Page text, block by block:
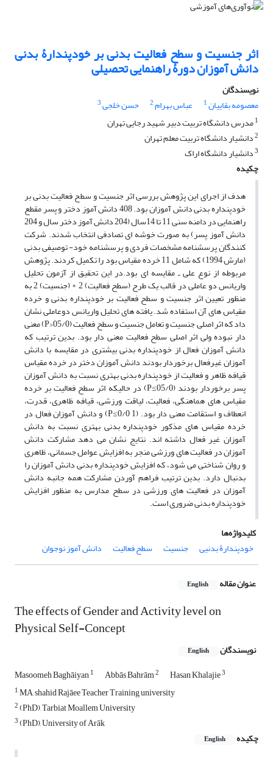
اثر جنسیت و سطح فعالیت بدنی بر خودپندارۀ بدنی
دانش آموزان دورۀ راهنمایی تحصیلی
نویسندگان
معصومه بقاییان1 عباس بهرام2 حسن خلجی3
1مدرس دانشگاه تربیت دبیر شهید رجایی تهران
2دانشیار دانشگاه تربیت معلم تهران
3دانشیار دانشگاه اراک
چکیده
هدف از اجرای این پژوهش بررسی اثر جنسیت و سطح فعالیت بدنی بر
خودپنداره بدنی دانش آموزان بود. 408 دانش آموز دختر و پسر مقطع
راهنمایی در دامنه سنی 11 تا 14سال (204 دانش آموز دختر سال و 204
دانش آموز پسر) به صورت خوشه ای تصادفی انتخاب شدند. شرکت
کنندگان پرسشنامه مشخصات فردی و پرسشنامه خود- توصیفی بدنی
(مارش 1994) که شامل 11 خرده مقیاس بود را تکمیل کردند. پژوهش
مربوطه از نوع علی ـ مقایسه ای بود.در این تحقیق از آزمون تحلیل
واریانس دو عاملی در قالب یک طرح (سطح فعالیت) 2 × (جنسیت) 2 به
منظور تعیین اثر جنسیت و سطح فعالیت بر خودپنداره بدنی و خرده
مقیاس های آن استفاده شد. یافته های تحلیل واریانس دوعاملی نشان
داد که اثر اصلی جنسیت و تعامل جنسیت و سطح فعالیت (05/0<Р) معنی
دار نبوده ولی اثر اصلی سطح فعالیت معنی دار بود. بدین ترتیب که
دانش آموزان فعال از خودپنداره بدنی بیشتری در مقایسه با دانش
آموزان غیرفعال برخوردار بودند دانش آموزان دختر در خرده مقیاس
قیافه ظاهر و فعالیت از خودپنداره بدنی بهتری نسبت به دانش آموزان
پسر برخوردار بودند (05/0≥P) در حالیکه اثر سطح فعالیت بر خرده
مقیاس های هماهنگی، فعالیت، لیاقت ورزشی، قیافه ظاهری، قدرت،
انعطاف و استقامت معنی دار بود. (1 0/0≥P) و دانش آموزان فعال در
خرده مقیاس های مذکور خودپنداره بدنی بهتری نسبت به دانش
آموزان غیر فعال داشته اند. نتایج نشان می دهد مشارکت دانش
آموزان در فعالیت های ورزشی منجر به افزایش عوامل جسمانی، ظاهری
و روان شناختی می شود، که افزایش خودپنداره بدنی دانش آموزان را
بدنبال دارد. بدین ترتیب فراهم آوردن مشارکت همه جانبه دانش
آموزان در فعالیت های ورزشی در سطح مدارس به منظور افزایش
خودپنداره بدنی ضروری است.
کلیدواژه‌ها
خودپندارۀ بدنیی
جنسیت سطح فعالیت دانش آموز نوجوان
عنوان مقاله English
The effects of Gender and Activity level on
Physical Self-Concept
نویسندگان English
Masoomeh Baghāiyan1 Abbās Bahrām2 Hasan Khalajie3
1MA, shahid Rajāee Teacher Training university
2(PhD), Tarbiat Moallem University
3(PhD), University of Arāk
چکیده
English